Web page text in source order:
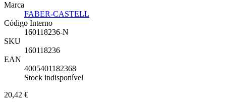
Marca
FABER-CASTELL
Código Interno
160118236-N
SKU
160118236
EAN
4005401182368
Stock indisponível
20,42 €